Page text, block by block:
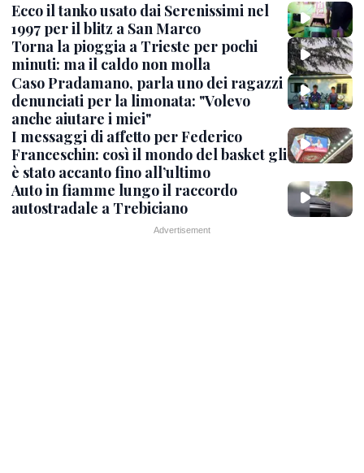
Ecco il tanko usato dai Serenissimi nel
1997 per il blitz a San Marco
Torna la pioggia a Trieste per pochi
minuti: ma il caldo non molla
Caso Pradamano, parla uno dei ragazzi
denunciati per la limonata: "Volevo
anche aiutare i miei"
I messaggi di affetto per Federico
Franceschin: così il mondo del basket gli
è stato accanto fino all’ultimo
Auto in fiamme lungo il raccordo
autostradale a Trebiciano